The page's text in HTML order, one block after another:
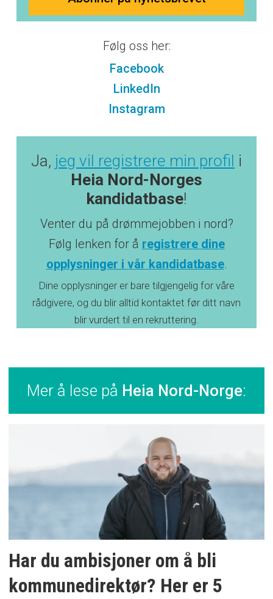
Følg oss her:
Facebook
LinkedIn
Instagram
Ja, jeg vil registrere min profil i
Heia Nord-Norges
kandidatbase!
Venter du på drømmejobben i nord?
Følg lenken for å registrere dine
opplysninger i vår kandidatbase.
Dine opplysninger er bare tilgjengelig for våre
rådgivere, og du blir alltid kontaktet før ditt navn
blir vurdert til en rekruttering.
Mer å lese på Heia Nord-Norge:
Har du ambisjoner om å bli
kommunedirektør? Her er 5